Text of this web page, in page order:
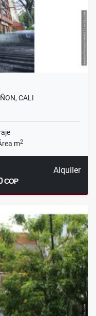
CALI
m2
Alquiler
COP